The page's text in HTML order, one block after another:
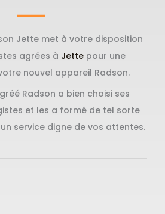
Jette met à votre disposition
agrées à Jette pour une
nouvel appareil Radson.
Radson a bien choisi ses
et les a formé de tel sorte
service digne de vos attentes.